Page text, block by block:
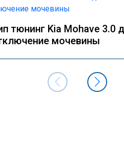
тюнинг Kia Mohave 3.0
мочевины